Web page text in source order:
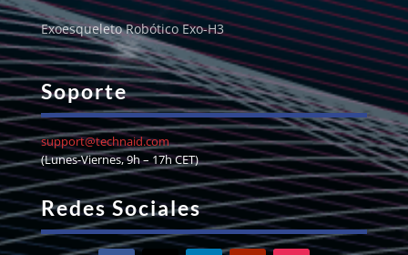
Exoesqueleto Robótico Exo-H3
Soporte
support@technaid.com
(Lunes-Viernes, 9h – 17h CET)
Redes Sociales